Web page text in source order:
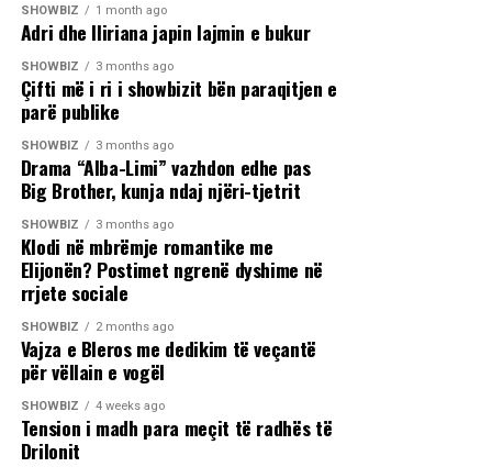
SHOWBIZ 1 month ago
Adri dhe Iliriana japin lajmin e bukur
SHOWBIZ 3 months ago
Çifti më i ri i showbizit bën paraqitjen e
parë publike
SHOWBIZ 3 months ago
Drama “Alba-Limi” vazhdon edhe pas
Big Brother, kunja ndaj njëri-tjetrit
SHOWBIZ 3 months ago
Klodi në mbrëmje romantike me
Elijonën? Postimet ngrenë dyshime në
rrjete sociale
SHOWBIZ 2 months ago
Vajza e Bleros me dedikim të veçantë
për vëllain e vogël
SHOWBIZ 4 weeks ago
Tension i madh para meçit të radhës të
Drilonit